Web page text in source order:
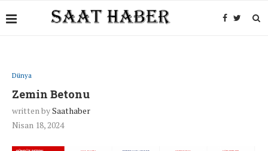
Dünya
Zemin Betonu
written bySaathaber
Nisan 18, 2024